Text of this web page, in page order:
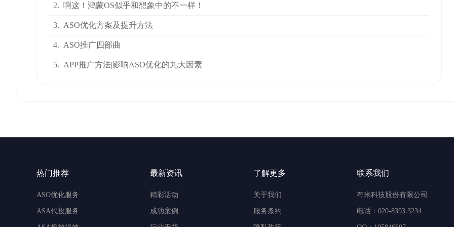
2. 啊这！鸿蒙OS似乎和想象中的不一样！
3. ASO优化方案及提升方法
4. ASO推广四部曲
5. APP推广方法|影响ASO优化的九大因素
热门推荐
ASO优化服务
ASA代投服务
最新资讯
精彩活动
成功案例
了解更多
关于我们
服务条约
联系我们
有米科技股份有限公司
电话：020-8393 3234